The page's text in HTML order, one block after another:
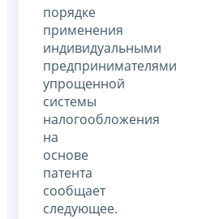
порядке
применения
индивидуальными
предпринимателями
упрощенной
системы
налогообложения
на
основе
патента
сообщает
следующее.